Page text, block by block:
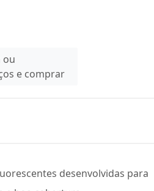
ou
e comprar
desenvolvidas para